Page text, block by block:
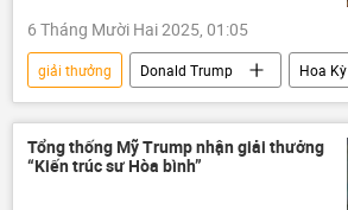
6 Tháng Mười Hai 2025, 01:05
giải thưởng Donald Trump
Hoa Kỳ
FIFA
Thế giới
phương Tây
bóng đá
Gianni Infantino
Tổng thống Mỹ Trump nhận giải thưởng
“Kiến trúc sư Hòa bình”